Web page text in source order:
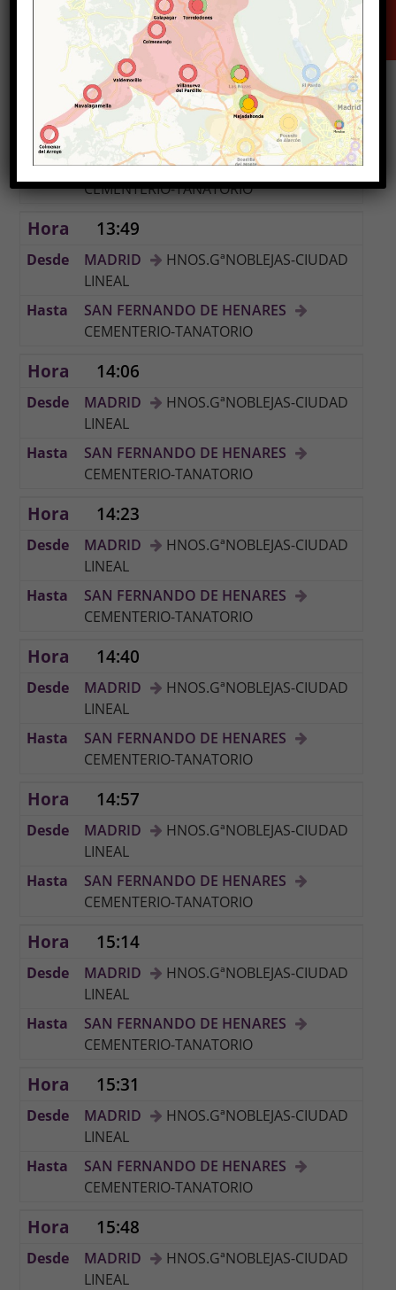
SAN FERNANDO DE HENARES
CEMENTERIO-TANATORIO
13:32
MADRID
HNOS.GªNOBLEJAS-CIUDAD
LINEAL
SAN FERNANDO DE HENARES
CEMENTERIO-TANATORIO
13:49
MADRID
HNOS.GªNOBLEJAS-CIUDAD
LINEAL
SAN FERNANDO DE HENARES
CEMENTERIO-TANATORIO
14:06
MADRID
HNOS.GªNOBLEJAS-CIUDAD
LINEAL
SAN FERNANDO DE HENARES
CEMENTERIO-TANATORIO
14:23
MADRID
HNOS.GªNOBLEJAS-CIUDAD
LINEAL
SAN FERNANDO DE HENARES
CEMENTERIO-TANATORIO
14:40
MADRID
HNOS.GªNOBLEJAS-CIUDAD
LINEAL
SAN FERNANDO DE HENARES
CEMENTERIO-TANATORIO
14:57
MADRID
HNOS.GªNOBLEJAS-CIUDAD
LINEAL
SAN FERNANDO DE HENARES
CEMENTERIO-TANATORIO
15:14
MADRID
HNOS.GªNOBLEJAS-CIUDAD
LINEAL
SAN FERNANDO DE HENARES
CEMENTERIO-TANATORIO
15:31
MADRID
HNOS.GªNOBLEJAS-CIUDAD
LINEAL
SAN FERNANDO DE HENARES
CEMENTERIO-TANATORIO
15:48
MADRID
HNOS.GªNOBLEJAS-CIUDAD
LINEAL